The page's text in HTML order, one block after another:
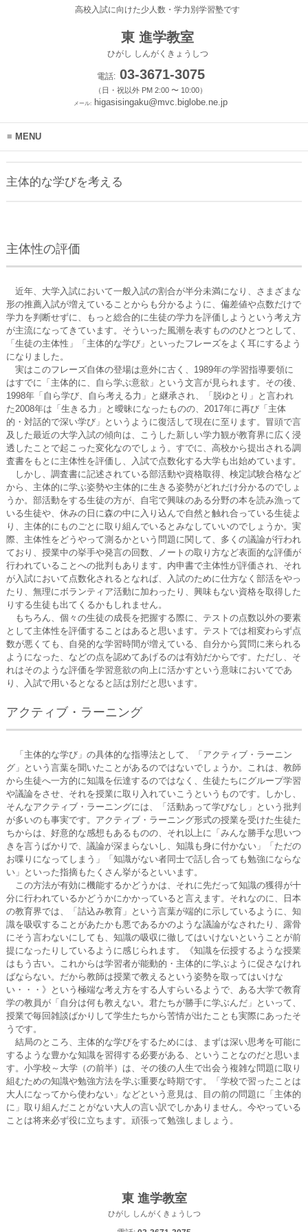
高校入試に向けた少人数・学力別学習塾です
東 進学教室
ひがし しんがくきょうしつ
電話:03-3671-3075
（日・祝以外 PM 2:00 〜 10:00）
メール: higasisingaku@mvc.biglobe.ne.jp
MENU
主体的な学びを考える
主体性の評価
近年、大学入試において一般入試の割合が半分未満になり、さまざまな
形の推薦入試が増えていることからも分かるように、偏差値や点数だけで
学力を判断せずに、もっと総合的に生徒の学力を評価しようという考え方
が主流になってきています。そういった風潮を表すもののひとつとして、
「生徒の主体性」「主体的な学び」といったフレーズをよく耳にするよう
になりました。
実はこのフレーズ自体の登場は意外に古く、1989年の学習指導要領に
はすでに「主体的に、自ら学ぶ意欲」という文言が見られます。その後、
1998年「自ら学び、自ら考える力」と継承され、「脱ゆとり」と言われ
た2008年は「生きる力」と曖昧になったものの、2017年に再び「主体
的・対話的で深い学び」というように復活して現在に至ります。冒頭で言
及した最近の大学入試の傾向は、こうした新しい学力観が教育界に広く浸
透したことで起こった変化なのでしょう。すでに、高校から提出される調
査書をもとに主体性を評価し、入試で点数化する大学も出始めています。
しかし、調査書に記述されている部活動や資格取得、検定試験合格など
から、主体的に学ぶ姿勢や主体的に生きる姿勢がどれだけ分かるのでしょ
うか。部活動をする生徒の方が、自宅で興味のある分野の本を読み漁って
いる生徒や、休みの日に森の中に入り込んで自然と触れ合っている生徒よ
り、主体的にものごとに取り組んでいるとみなしていいのでしょうか。実
際、主体性をどうやって測るかという問題に関して、多くの議論が行われ
ており、授業中の挙手や発言の回数、ノートの取り方など表面的な評価が
行われていることへの批判もあります。内申書で主体性が評価され、それ
が入試において点数化されるとなれば、入試のために仕方なく部活をやっ
たり、無理にボランティア活動に加わったり、興味もない資格を取得した
りする生徒も出てくるかもしれません。
もちろん、個々の生徒の成長を把握する際に、テストの点数以外の要素
として主体性を評価することはあると思います。テストでは相変わらず点
数が悪くても、自発的な学習時間が増えている、自分から質問に来られる
ようになった、などの点を認めてあげるのは有効だからです。ただし、そ
れはそのような評価を学習意欲の向上に活かすという意味においてであ
り、入試で用いるとなると話は別だと思います。
アクティブ・ラーニング
「主体的な学び」の具体的な指導法として、「アクティブ・ラーニン
グ」という言葉を聞いたことがあるのではないでしょうか。これは、教師
から生徒へ一方的に知識を伝達するのではなく、生徒たちにグループ学習
や議論をさせ、それを授業に取り入れていこうというものです。しかし、
そんなアクティブ・ラーニングには、「活動あって学びなし」という批判
が多いのも事実です。アクティブ・ラーニング形式の授業を受けた生徒た
ちからは、好意的な感想もあるものの、それ以上に「みんな勝手な思いつ
きを言うばかりで、議論が深まらないし、知識も身に付かない」「ただの
お喋りになってしまう」「知識がない者同士で話し合っても勉強にならな
い」といった指摘もたくさん挙がるといいます。
この方法が有効に機能するかどうかは、それに先だって知識の獲得が十
分に行われているかどうかにかかっていると言えます。それなのに、日本
の教育界では、「詰込み教育」という言葉が端的に示しているように、知
識を吸収することがあたかも悪であるかのような議論がなされたり、露骨
にそう言わないにしても、知識の吸収に徹してはいけないということが前
提になったりしているように感じられます。《知識を伝授するような授業
はもう古い。これからは学習者が能動的・主体的に学ぶように促さなけれ
ばならない。だから教師は授業で教えるという姿勢を取ってはいけな
い・・・》という極端な考え方をする人すらいるようで、ある大学で教育
学の教員が「自分は何も教えない。君たちが勝手に学ぶんだ」といって、
授業で毎回雑談ばかりして学生たちから苦情が出たことも実際にあったそ
うです。
結局のところ、主体的な学びをするためには、まずは深い思考を可能に
するような豊かな知識を習得する必要がある、ということなのだと思いま
す。小学校～大学（の前半）は、その後の人生で出会う複雑な問題に取り
組むための知識や勉強方法を学ぶ重要な時期です。「学校で習ったことは
大人になってから使わない」などという意見は、目の前の問題に「主体的
に」取り組んだことがない大人の言い訳でしかありません。今やっている
ことは将来必ず役に立ちます。頑張って勉強しましょう。
東 進学教室
ひがし しんがくきょうしつ